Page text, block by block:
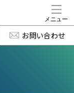
お問い合わせ